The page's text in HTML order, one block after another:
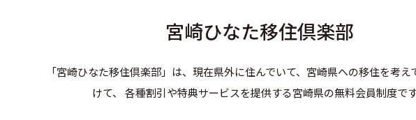
宮崎ひなた移住倶楽部
「宮崎ひなた移住倶楽部」は、現在県外に住んでいて、宮崎県への移住を考え
けて、 各種割引や特典サービスを提供する宮崎県の無料会員制度で